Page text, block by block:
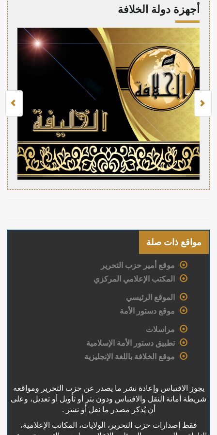
أجهزة دولة الخلافة
مواقع ذات صلة
موقع أمير حزب التحرير
المكتب الإعلامي المركزي
الموقع الرئيسي
موقع دستور الأمة
مراسلات
تطبيق دستور الأمة الإسلامية
موقع الخلافة باللغة الإنجليزية
يجوز الاقتباس وإعادة نشر ما يصدر عن حزب التحرير ومواقعه
شريطة أمانة النقل والاقتباس ودون بتر أو تأويل أو تعديل، وعلى
أن يُذكر مصدر ما نقل أو نشر .
فقط إصدارات حزب التحرير، الولايات، المكاتب الإعلامية،